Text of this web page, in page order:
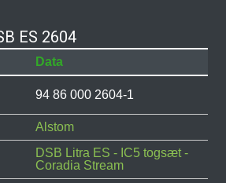
ES 2604
Data
94 86 000 2604-1
Alstom
DSB Litra ES - IC5 togsæt -
Coradia Stream